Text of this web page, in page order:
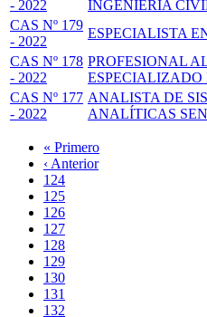
- 2022
INGENIERÍA
CAS Nº 179
- 2022
ESPECIALISTA
CAS Nº 178
- 2022
PROFESIONAL
ESPECIALIZADO
CAS Nº 177
- 2022
ANALISTA DE
ANALÍTICAS
Paginación
Primera
página
« Primero
Página
anterior
‹ Anterior
Page
124
Page
125
Page
126
Page
127
Página
actual
128
Page
129
Page
130
Page
131
Page
132